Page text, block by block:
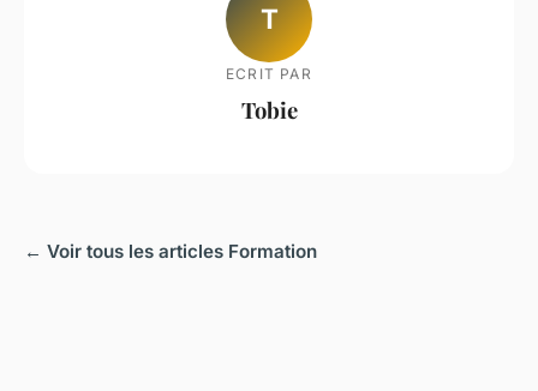
T
ECRIT PAR
Tobie
← Voir tous les articles Formation